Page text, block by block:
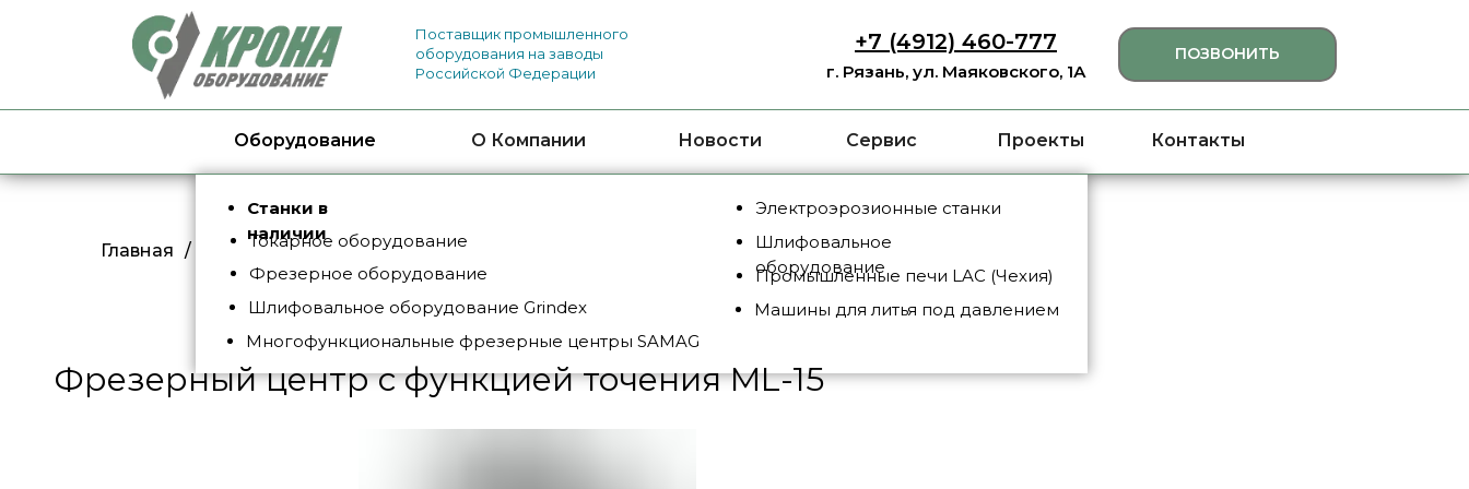
О Компании Сервис Проекты
Новости Контакты
Поставщик промышленного
оборудования на заводы
Российской Федерации
ПОЗВОНИТЬ
+7 (4912) 460-777
г. Рязань, ул. Маяковского, 1А
Оборудование
Токарное оборудование
Электроэрозионные станки
Фрезерное оборудование
Шлифовальное
оборудование
Шлифовальное оборудование Grindex
Промышленные печи LAC (Чехия)
Многофункциональные фрезерные центры SAMAG
Машины для литья под давлением
Станки в
наличии
Главная / Каталог / Фрезерное оборудование Фрезерный центр с функцией точения ML-15
Фрезерный центр с функцией точения ML-15